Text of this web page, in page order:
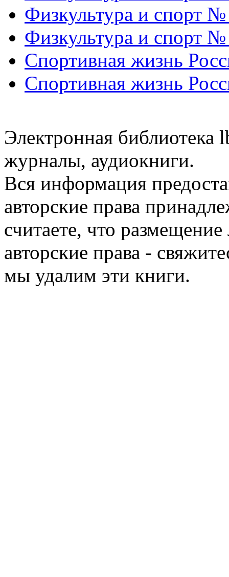
Физкультура и спорт
Физкультура и спорт
Спортивная жизнь
Спортивная жизнь
Электронная библиотека
журналы, аудиокниги.
Вся информация
авторские права
считаете, что
авторские права -
мы удалим эти книги.